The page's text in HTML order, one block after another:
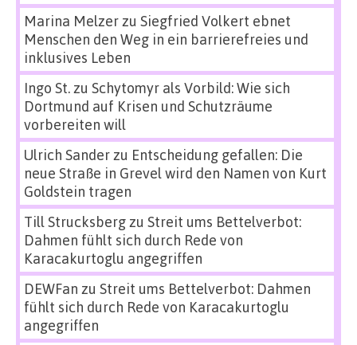
Marina Melzerzu Siegfried Volkert ebnet
Menschen den Weg in ein barrierefreies und
inklusives Leben
Ingo St.zu Schytomyr als Vorbild: Wie sich
Dortmund auf Krisen und Schutzräume
vorbereiten will
Ulrich Sanderzu Entscheidung gefallen: Die
neue Straße in Grevel wird den Namen von Kurt
Goldstein tragen
Till Strucksbergzu Streit ums Bettelverbot:
Dahmen fühlt sich durch Rede von
Karacakurtoglu angegriffen
DEWFan zu Streit ums Bettelverbot: Dahmen
fühlt sich durch Rede von Karacakurtoglu
angegriffen